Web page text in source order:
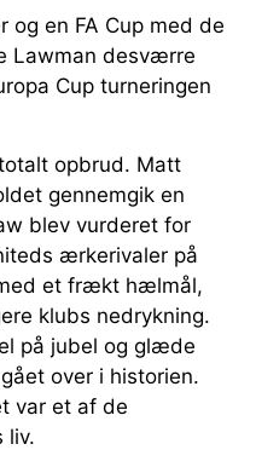
og en FA Cup med de
Lawman desværre
Cup turneringen
opbrud. Matt
gennemgik en
blev vurderet for
ærkerivaler på
et frækt hælmål,
klubs nedrykning.
på jubel og glæde
over i historien.
var et af de
liv.